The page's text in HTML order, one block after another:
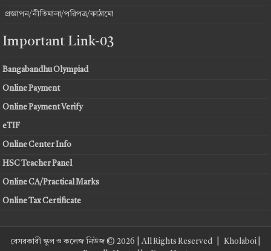
প্রজ্ঞাপন/নীতিমালা/পরিপত্র/কাঠামো
Important Link-03
Bangabandhu Olympiad
Online Payment
Online Payment Verify
eTIF
Online Center Info
HSC Teacher Panel
Online CA/Practical Marks
Online Tax Certificate
বেসরকারী স্কুল ও কলেজ নিউজ © 2026 | All Rights Reserved | Kholaboi